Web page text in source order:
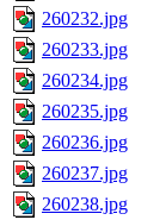
260232.jpg
260233.jpg
260234.jpg
260235.jpg
260236.jpg
260237.jpg
260238.jpg